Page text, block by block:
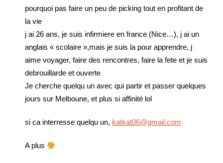
pourquoi pas faire un peu de picking tout en profitant de
la vie
j ai 26 ans, je suis infirmiere en france (Nice…), j ai un
anglais « scolaire »,mais je suis la pour apprendre, j
aime voyager, faire des rencontres, faire la fete et je suis
debrouillarde et ouverte
Je cherche quelqu un avec qui partir et passer quelques
jours sur Melboune, et plus si affinité lol
si ca interresse quelqu un, katkat06@gmail.com
A plus